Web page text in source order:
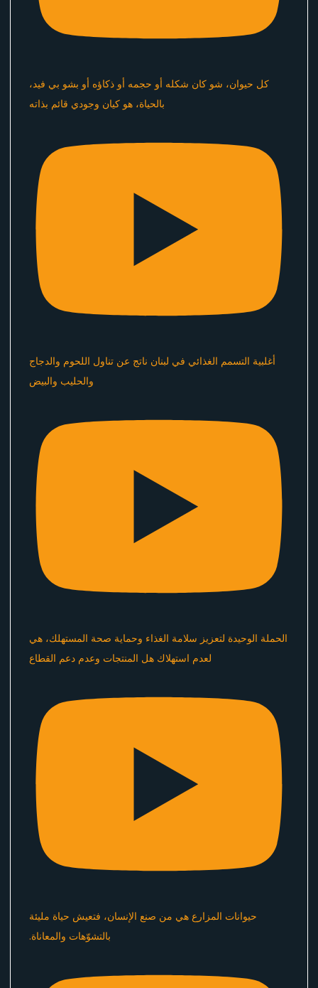
كل حيوان، شو كان شكله أو حجمه أو ذكاؤه أو بشو بي فيد،
بالحياة، هو كيان وجودي قائم بذاته
أغلبية التسمم الغذائي في لبنان ناتج عن تناول اللحوم والدجاج
والحليب والبيض
الحملة الوحيدة لتعزيز سلامة الغذاء وحماية صحة المستهلك، هي
لعدم استهلاك هل المنتجات وعدم دعم القطاع